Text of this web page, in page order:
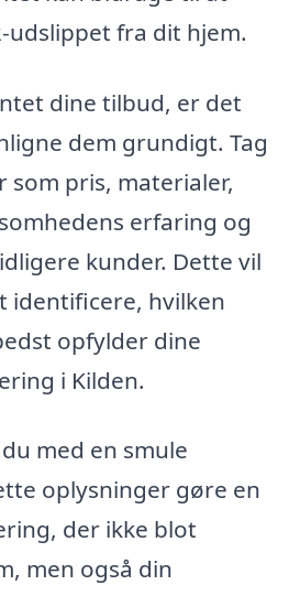
udslippet fra dit hjem.
dine tilbud, er det
dem grundigt. Tag
pris, materialer,
erfaring og
kunder. Dette vil
identificere, hvilken
opfylder dine
i Kilden.
med en smule
oplysninger gøre en
der ikke blot
men også din